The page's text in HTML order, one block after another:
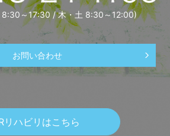
8:30～17:30 / 木・土 8:30～12:00)
お問い合わせ
リハビリはこちら